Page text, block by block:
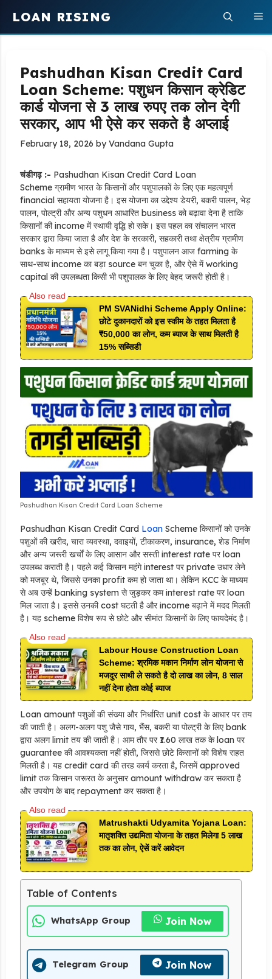
content
LOAN RISING
Pashudhan Kisan Credit Card
Loan Scheme: पशुधन किसान क्रेडिट
कार्ड योजना से 3 लाख रुपए तक लोन देगी
सरकार, आप भी ऐसे कर सकते है अप्लाई
February 18, 2026 byVandana Gupta
चंडीगढ़ :- Pashudhan Kisan Credit Card Loan
Scheme ग्रामीण भारत के किसानों और पशुपालकों के लिए एक महत्वपूर्ण
financial सहायता योजना है। इस योजना का उद्देश्य डेयरी, बकरी पालन, भेड़
पालन, पोल्ट्री और अन्य पशुधन आधारित business को बढ़ावा देना है ताकि
किसानों की income में स्थायी वृद्धि हो सके। इस पहल का संचालन भारत
सरकार द्वारा किया जाता है और देश के सरकारी, सहकारी तथा क्षेत्रीय ग्रामीण
banks के माध्यम से इसे लागू किया गया है। पशुपालन आज farming के
साथ-साथ income का बड़ा source बन चुका है, और ऐसे में working
capital की उपलब्धता किसी भी पशुपालक के लिए बेहद जरूरी होती है।
PM SVANidhi Scheme Apply Online:
छोटे दुकानदारों को इस स्कीम के तहत मिलता है
₹50,000 का लोन, कम ब्याज के साथ मिलती है
15% सब्सिडी
Pashudhan Kisan Credit Card Loan Scheme
Pashudhan Kisan Credit Card LoanScheme किसानों को उनके
पशुओं की खरीद, चारा व्यवस्था, दवाइयों, टीकाकरण, insurance, शेड निर्माण
और अन्य जरूरी खर्चों के लिए आसान और सस्ती interest rate पर loan
उपलब्ध कराती है। पहले कई किसान महंगे interest पर private उधार लेने
को मजबूर थे, जिससे उनका profit कम हो जाता था। लेकिन KCC के माध्यम
से अब उन्हें banking system से जुड़कर कम interest rate पर loan
मिल जाता है। इससे उनकी cost घटती है और income बढ़ाने में मदद मिलती
है। यह scheme विशेष रूप से छोटे और सीमांत किसानों के लिए फायदेमंद है।
Labour House Construction Loan
Scheme: श्रमिक मकान निर्माण लोन योजना से
मजदुर साथी ले सकते है दो लाख का लोन, 8 साल
नहीं देना होता कोई ब्याज
Loan amount पशुओं की संख्या और निर्धारित unit cost के आधार पर तय
की जाती है। अलग-अलग पशु जैसे गाय, भैंस, बकरी या पोल्ट्री के लिए bank
द्वारा अलग limit तय की जाती है। आम तौर पर ₹1.60 लाख तक के loan पर
guarantee की आवश्यकता नहीं होती, जिससे छोटे किसानों को विशेष राहत
मिलती है। यह credit card की तरह कार्य करता है, जिसमें approved
limit तक किसान जरूरत के अनुसार amount withdraw कर सकता है
और उपयोग के बाद repayment कर सकता है।
Matrushakti Udyamita Yojana Loan:
मातृशक्ति उद्यमिता योजना के तहत मिलेगा 5 लाख
तक का लोन, ऐसें करें आवेदन
Table of Contents
WhatsApp Group Join Now
Telegram Group Join Now